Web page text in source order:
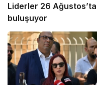
Liderler 26 Ağustos’ta
buluşuyor